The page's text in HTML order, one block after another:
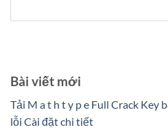
Bài viết mới
Tải M a t h t y p e Full Crack Key
lỗi Cài đặt chi tiết